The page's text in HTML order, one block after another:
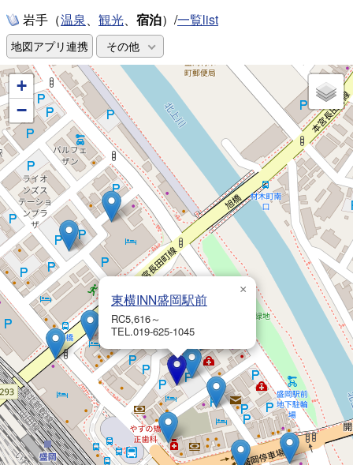
岩手（温泉 、 観光、 宿泊）/一覧list
地図アプリ連携 その他
東横INN盛岡駅前
RC5,616～
TEL.019-625-1045
×
+
−